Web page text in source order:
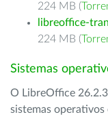
224 MB (
libreoffice-
224 MB (
Sistemas
O LibreOffice
sistemas